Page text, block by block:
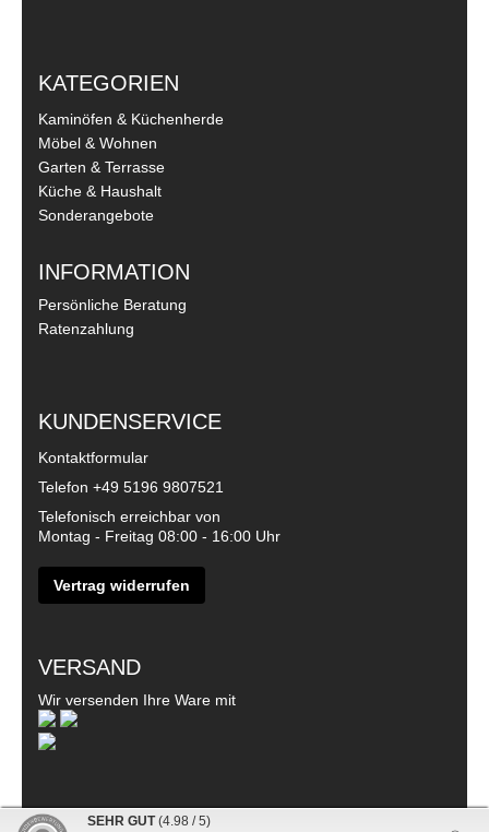
KATEGORIEN
Kaminöfen & Küchenherde
Möbel & Wohnen
Garten & Terrasse
Küche & Haushalt
Sonderangebote
INFORMATION
Persönliche Beratung
Ratenzahlung
KUNDENSERVICE
Kontaktformular
Telefon +49 5196 9807521
Telefonisch erreichbar von
Montag - Freitag 08:00 - 16:00 Uhr
Vertrag widerrufen
VERSAND
Wir versenden Ihre Ware mit
SEHR GUT (4.98 / 5)